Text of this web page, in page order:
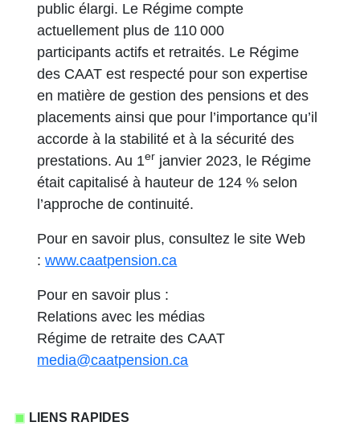
public élargi. Le Régime compte
actuellement plus de 110 000
participants actifs et retraités. Le Régime
des CAAT est respecté pour son expertise
en matière de gestion des pensions et des
placements ainsi que pour l’importance qu’il
accorde à la stabilité et à la sécurité des
prestations. Au 1er janvier 2023, le Régime
était capitalisé à hauteur de 124 % selon
l’approche de continuité.
Pour en savoir plus, consultez le site Web
:www.caatpension.ca
Pour en savoir plus :
Relations avec les médias
Régime de retraite des CAAT
media@caatpension.ca
LIENS RAPIDES